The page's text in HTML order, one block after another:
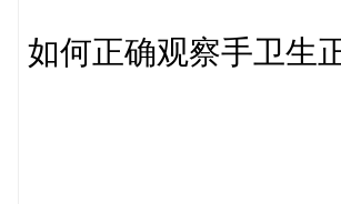
如何正确观察手卫生